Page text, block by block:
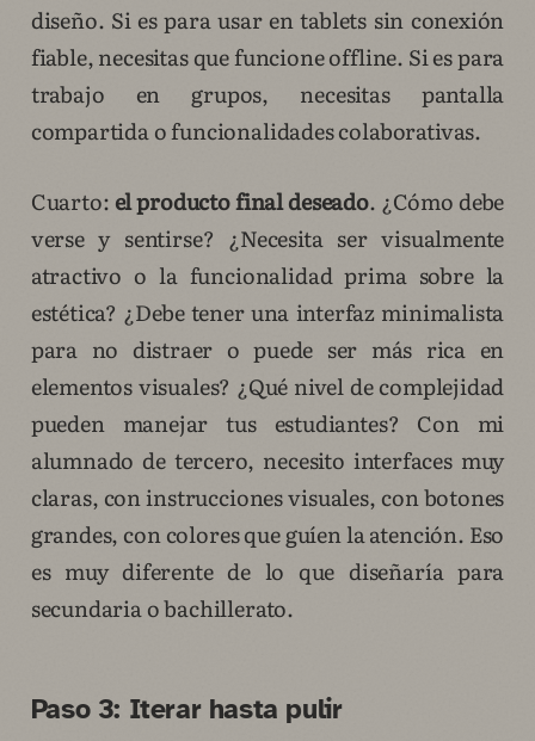
diseño. Si es para usar en tablets sin conexión
fiable, necesitas que funcione offline. Si es para
trabajo en grupos, necesitas pantalla
compartida o funcionalidades colaborativas.
Cuarto: el producto final deseado. ¿Cómo debe
verse y sentirse? ¿Necesita ser visualmente
atractivo o la funcionalidad prima sobre la
estética? ¿Debe tener una interfaz minimalista
para no distraer o puede ser más rica en
elementos visuales? ¿Qué nivel de complejidad
pueden manejar tus estudiantes? Con mi
alumnado de tercero, necesito interfaces muy
claras, con instrucciones visuales, con botones
grandes, con colores que guíen la atención. Eso
es muy diferente de lo que diseñaría para
secundaria o bachillerato.
Paso 3: Iterar hasta pulir